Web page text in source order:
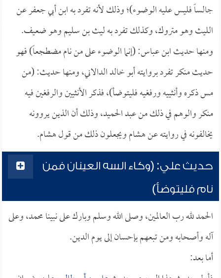
جالساً فليس عليه الوضوء)؛ وذلك لأنه تفرد به ابن أبي جعفر عن
الليث وهو متروك، وكذلك تفرد به ليث بن سليم وهو ضعيف.
ومنها حديث ابن عباس: (إنما الوضوء على من نام مضطجعاً) فهو
حديث منكر تفرد بروايته أبو خالد الدالاني، ومنها حديث: (من
مس ذكره وأنثييه ورفغيه فليتوضأ)، فذكر الأنثيين والرفغين فيه
منكر والوهم في ذلك من عبد الحميد، وذلك أن الذين يروونه
يخالفونه في روايته عن هشام ويجعلون ذلك من قول هشام.
حديث علي: (وكاء السه العينان فمن
نام فليتوضأ)
الحمد لله رب العالمين، وصلى الله وسلم وبارك على نبينا محمد، وعلى
آله وأصحابه ومن تبعهم بإحسان إلى يوم الدين.
أما بعد: